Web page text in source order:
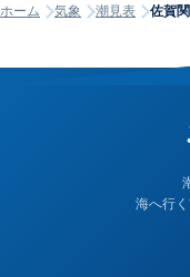
のため、サイトが採用
って見える場合は、そ
ホーム 気象 潮見表 佐賀関
海へ行